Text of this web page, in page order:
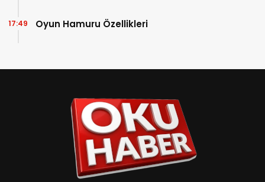
Oyun Hamuru Özellikleri
17:49